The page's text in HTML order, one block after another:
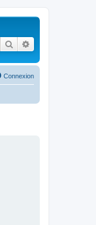
Rechercher
Connexion